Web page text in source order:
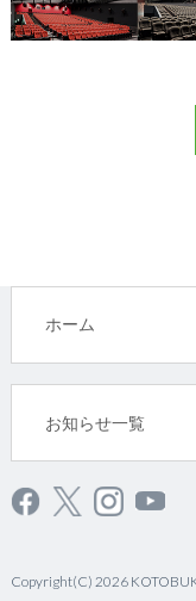
ホーム
お知らせ一覧
Copyright(C) 2026